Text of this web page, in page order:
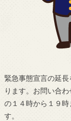
緊急事態宣言の延
ります。お問い合
の１４時から１９
す。